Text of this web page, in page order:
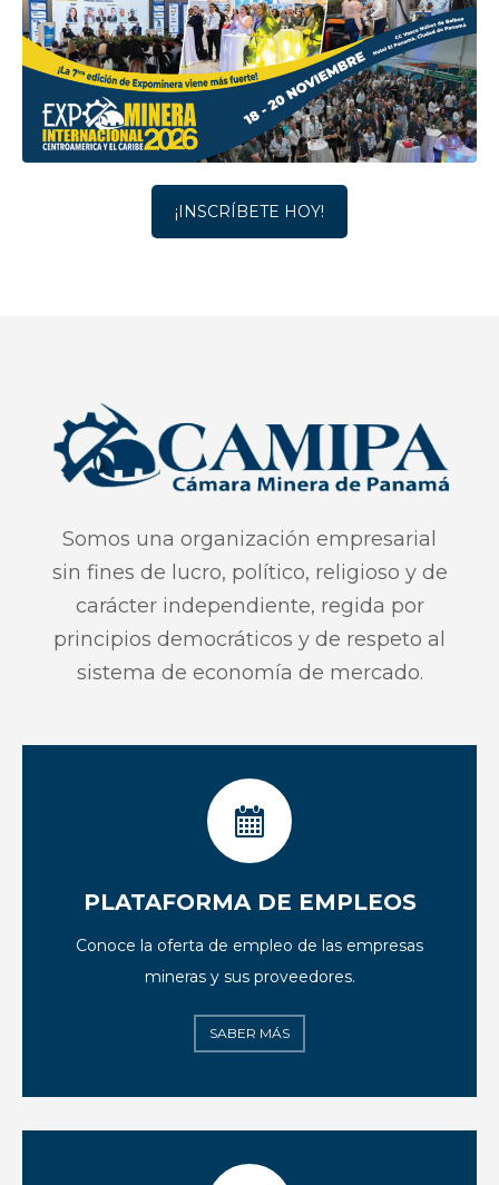
¡INSCRÍBETE HOY!
Somos una organización empresarial
sin fines de lucro, político, religioso y de
carácter independiente, regida por
principios democráticos y de respeto al
sistema de economía de mercado.
PLATAFORMA DE EMPLEOS
Conoce la oferta de empleo de las empresas
mineras y sus proveedores.
SABER MÁS